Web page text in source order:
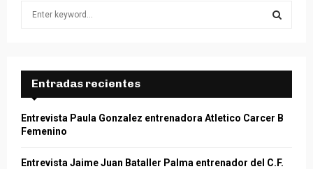
f
r
E
A
Entradas recientes
Entrevista Paula Gonzalez entrenadora Atletico Carcer B
Femenino
Entrevista Jaime Juan Bataller Palma entrenador del C.F.